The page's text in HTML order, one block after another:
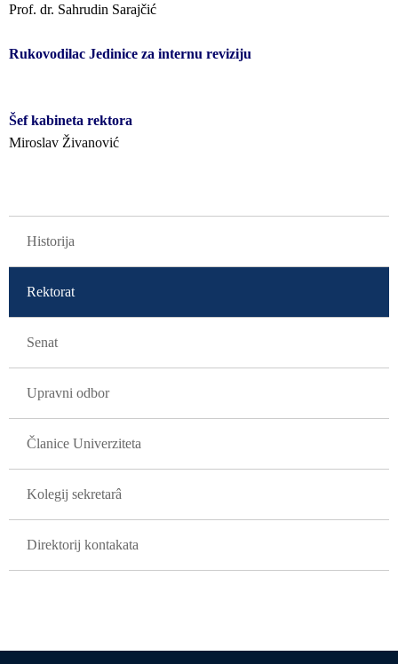
Prof. dr. Sahrudin Sarajčić
Rukovodilac Jedinice za internu reviziju
Šef kabineta rektora
Miroslav Živanović
Historija
Rektorat
Senat
Upravni odbor
Članice Univerziteta
Kolegij sekretarâ
Direktorij kontakata